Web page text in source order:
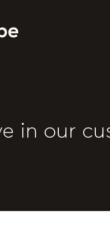
in our